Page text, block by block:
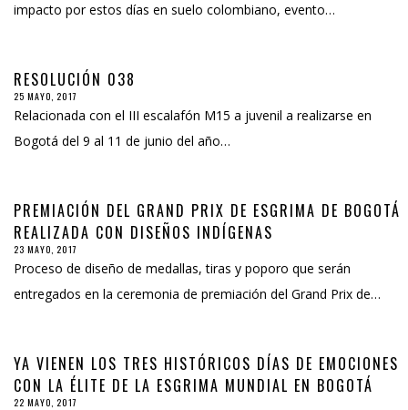
impacto por estos días en suelo colombiano, evento…
RESOLUCIÓN 038
25 MAYO, 2017
Relacionada con el III escalafón M15 a juvenil a realizarse en
Bogotá del 9 al 11 de junio del año…
PREMIACIÓN DEL GRAND PRIX DE ESGRIMA DE BOGOTÁ
REALIZADA CON DISEÑOS INDÍGENAS
23 MAYO, 2017
Proceso de diseño de medallas, tiras y poporo que serán
entregados en la ceremonia de premiación del Grand Prix de…
YA VIENEN LOS TRES HISTÓRICOS DÍAS DE EMOCIONES
CON LA ÉLITE DE LA ESGRIMA MUNDIAL EN BOGOTÁ
22 MAYO, 2017